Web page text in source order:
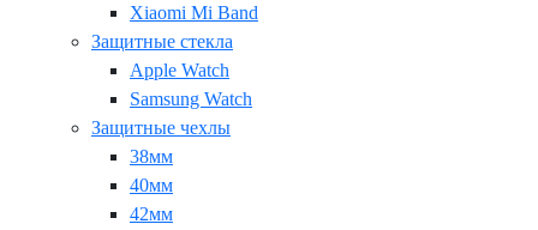
Xiaomi Mi Band
Защитные стекла
Apple Watch
Samsung Watch
Защитные чехлы
38мм
40мм
42мм